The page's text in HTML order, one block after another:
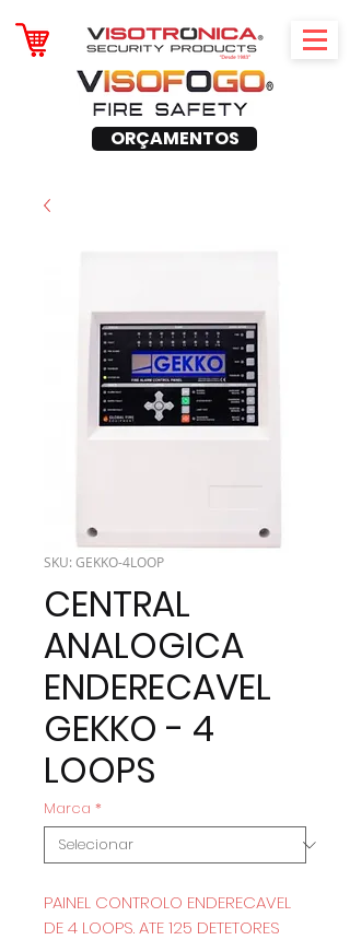
ORÇAMENTOS
SKU: GEKKO-4LOOP
CENTRAL
ANALOGICA
ENDERECAVEL
GEKKO - 4
LOOPS
Marca *
PAINEL CONTROLO ENDERECAVEL
DE 4 LOOPS. ATE 125 DETETORES